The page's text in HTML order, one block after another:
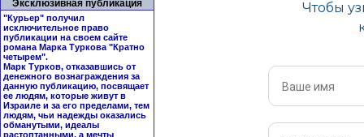
Эксклюзивная публикация
"Курьер" получил
исключительное право
публикации на своем сайте
романа Марка Туркова "Кратно
четырем".
Марк Турков, отказавшись от
денежного вознаграждения за
данную публикацию, посвящает
ее людям, которые живут в
Израиле и за его пределами, тем
людям, чьи надежды оказались
обманутыми, идеалы
растоптанными, а мечты